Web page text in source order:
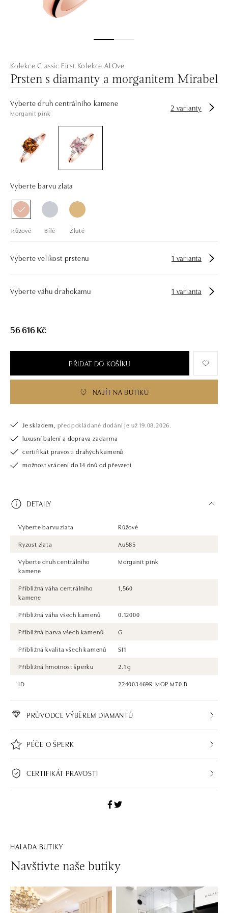
Kolekce Classic First Kolekce ALOve
Prsten s diamanty a morganitem Mirabel
Vyberte druh centrálního kamene
Morganit pink
2 varianty
Vyberte barvu zlata
Růžové Bílé Žluté
Vyberte velikost prstenu 1 varianta
Vyberte váhu drahokamu 1 varianta
56 616 Kč
PŘIDAT DO KOŠÍKU
NAJÍT NA BUTIKU
Je skladem, předpokládané dodání je už 19.08.2026.
luxusní balení a doprava zadarma
certifikát pravosti drahých kamenů
možnost vrácení do 14 dnů od převzetí
DETAILY
Vyberte barvu zlata
Růžové
Ryzost zlata
Au585
Vyberte druh centrálního
kamene
Morganit pink
Přibližná váha centrálního
kamene
1,560
Přibližná váha všech kamenů
0.12000
Přibližná barva všech kamenů
G
Přibližná kvalita všech kamenů
SI1
Přibližná hmotnost šperku
2.1 g
ID
224003469R.MOP.M70.B
PRŮVODCE VÝBĚREM DIAMANTŮ
PÉČE O ŠPERK
CERTIFIKÁT PRAVOSTI
HALADA BUTIKY
Navštivte naše butiky